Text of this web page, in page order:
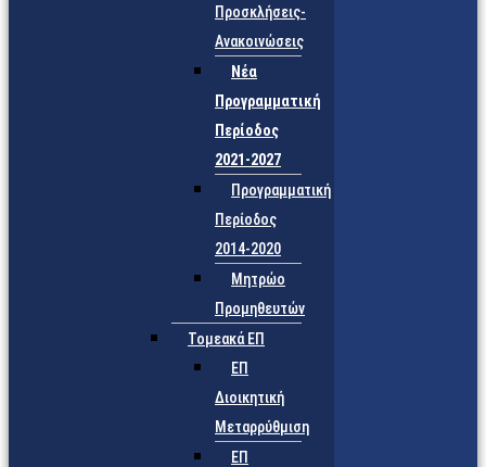
Προσκλήσεις-
Ανακοινώσεις
Νέα
Προγραμματική
Περίοδος
2021-2027
Προγραμματική
Περίοδος
2014-2020
Μητρώο
Προμηθευτών
Τομεακά ΕΠ
ΕΠ
Διοικητική
Μεταρρύθμιση
ΕΠ